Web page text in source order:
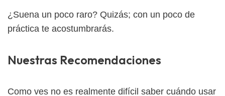
¿Suena un poco raro? Quizás; con un poco de
práctica te acostumbrarás.
Nuestras Recomendaciones
Como ves no es realmente difícil saber cuándo usar